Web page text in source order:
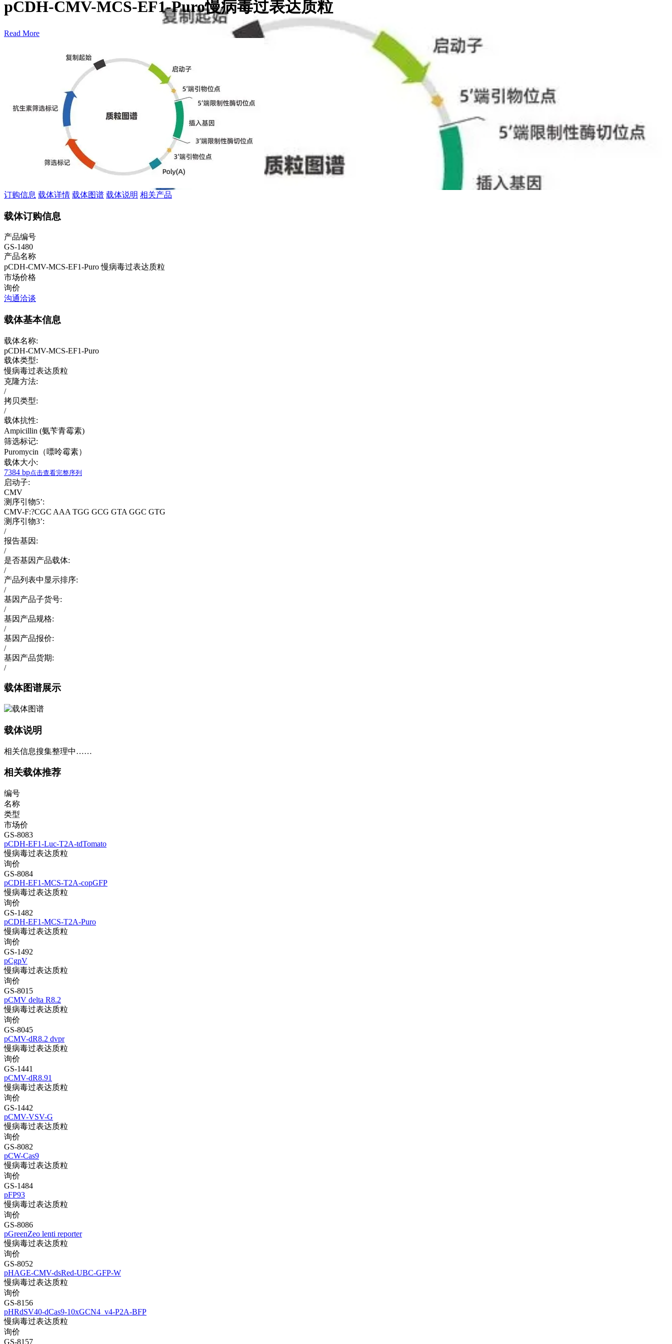
pCDH-CMV-MCS-EF1-Puro慢病毒过表达质粒
Read More
订购信息 载体详情 载体图谱 载体说明 相关产品
载体订购信息
产品编号
GS-1480
产品名称
pCDH-CMV-MCS-EF1-Puro 慢病毒过表达质粒
市场价格
询价
沟通洽谈
载体基本信息
载体名称:
pCDH-CMV-MCS-EF1-Puro
载体类型:
慢病毒过表达质粒
克隆方法:
/
拷贝类型:
/
载体抗性:
Ampicillin (氨苄青霉素)
筛选标记:
Puromycin（嘌呤霉素）
载体大小:
7384 bp点击查看完整序列
启动子:
CMV
测序引物5’:
CMV-F:?CGC AAA TGG GCG GTA GGC GTG
测序引物3’:
/
报告基因:
/
是否基因产品载体:
/
产品列表中显示排序:
/
基因产品子货号:
/
基因产品规格:
/
基因产品报价:
/
基因产品货期:
/
载体图谱展示
载体说明
相关信息搜集整理中……
相关载体推荐
编号
名称
类型
市场价
GS-8083
pCDH-EF1-Luc-T2A-tdTomato
慢病毒过表达质粒
询价
GS-8084
pCDH-EF1-MCS-T2A-copGFP
慢病毒过表达质粒
询价
GS-1482
pCDH-EF1-MCS-T2A-Puro
慢病毒过表达质粒
询价
GS-1492
pCgpV
慢病毒过表达质粒
询价
GS-8015
pCMV delta R8.2
慢病毒过表达质粒
询价
GS-8045
pCMV-dR8.2 dvpr
慢病毒过表达质粒
询价
GS-1441
pCMV-dR8.91
慢病毒过表达质粒
询价
GS-1442
pCMV-VSV-G
慢病毒过表达质粒
询价
GS-8082
pCW-Cas9
慢病毒过表达质粒
询价
GS-1484
pFP93
慢病毒过表达质粒
询价
GS-8086
pGreenZeo lenti reporter
慢病毒过表达质粒
询价
GS-8052
pHAGE-CMV-dsRed-UBC-GFP-W
慢病毒过表达质粒
询价
GS-8156
pHRdSV40-dCas9-10xGCN4_v4-P2A-BFP
慢病毒过表达质粒
询价
GS-8157